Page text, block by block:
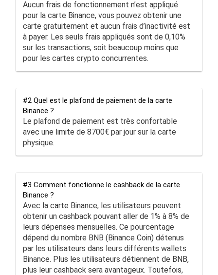
Aucun frais de fonctionnement n’est appliqué
pour la carte Binance, vous pouvez obtenir une
carte gratuitement et aucun frais d’inactivité est
à payer. Les seuls frais appliqués sont de 0,10%
sur les transactions, soit beaucoup moins que
pour les cartes crypto concurrentes.
#2 Quel est le plafond de paiement de la carte
Binance ?
Le plafond de paiement est très confortable
avec une limite de 8700€ par jour sur la carte
physique.
#3 Comment fonctionne le cashback de la carte
Binance ?
Avec la carte Binance, les utilisateurs peuvent
obtenir un cashback pouvant aller de 1% à 8% de
leurs dépenses mensuelles. Ce pourcentage
dépend du nombre BNB (Binance Coin) détenus
par les utilisateurs dans leurs différents wallets
Binance. Plus les utilisateurs détiennent de BNB,
plus leur cashback sera avantageux. Toutefois,